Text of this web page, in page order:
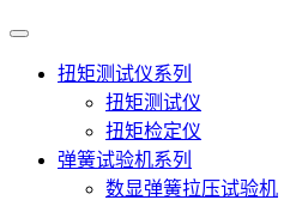
扭矩测试仪系列
扭矩测试仪
扭矩检定仪
弹簧试验机系列
数显弹簧拉压试验机